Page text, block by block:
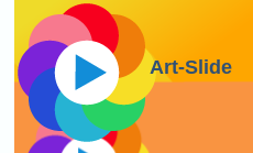
Art-Slide